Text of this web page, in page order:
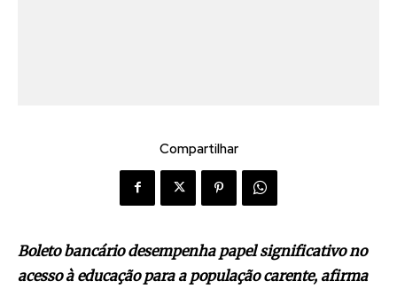
Compartilhar
Boleto bancário desempenha papel significativo no
acesso à educação para a população carente, afirma